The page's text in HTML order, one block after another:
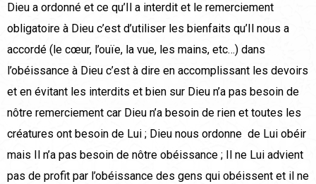
Dieu a ordonné et ce qu’Il a interdit et le remerciement
obligatoire à Dieu c’est d’utiliser les bienfaits qu’Il nous a
accordé (le cœur, l’ouïe, la vue, les mains, etc…) dans
l’obéissance à Dieu c’est à dire en accomplissant les devoirs
et en évitant les interdits et bien sur Dieu n’a pas besoin de
nôtre remerciement car Dieu n’a besoin de rien et toutes les
créatures ont besoin de Lui ; Dieu nous ordonne de Lui obéir
mais Il n’a pas besoin de nôtre obéissance ; Il ne Lui advient
pas de profit par l’obéissance des gens qui obéissent et il ne